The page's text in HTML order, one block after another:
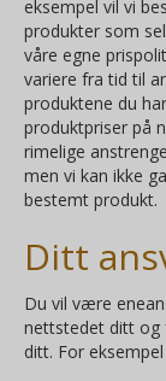
eksempel vil vi
produkter som
våre egne
variere fra tid til
produktene du
produktpriser på
rimelige
men vi kan ikke
bestemt produkt.
Ditt
Du vil være
nettstedet ditt og
ditt. For